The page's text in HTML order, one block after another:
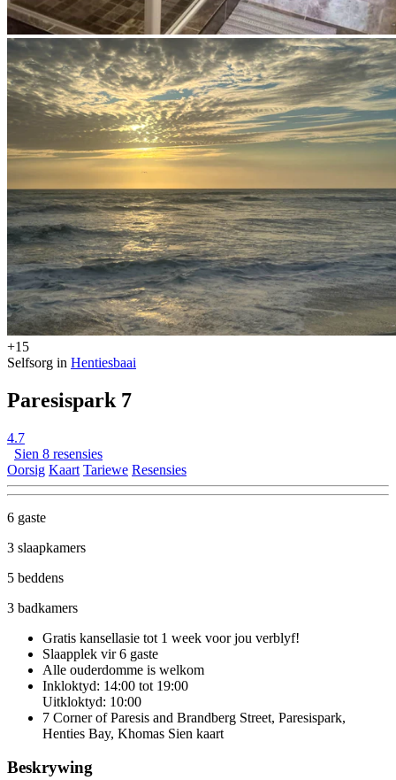
+15
Selfsorg in Hentiesbaai
Paresispark 7
4.7
Sien 8 resensies
Oorsig Kaart Tariewe Resensies
6 gaste
3 slaapkamers
5 beddens
3 badkamers
Gratis kansellasie tot 1 week voor jou verblyf!
Slaapplek vir 6 gaste
Alle ouderdomme is welkom
Inkloktyd: 14:00 tot 19:00
Uitkloktyd: 10:00
7 Corner of Paresis and Brandberg Street, Paresispark,
Henties Bay, Khomas Sien kaart
Beskrywing